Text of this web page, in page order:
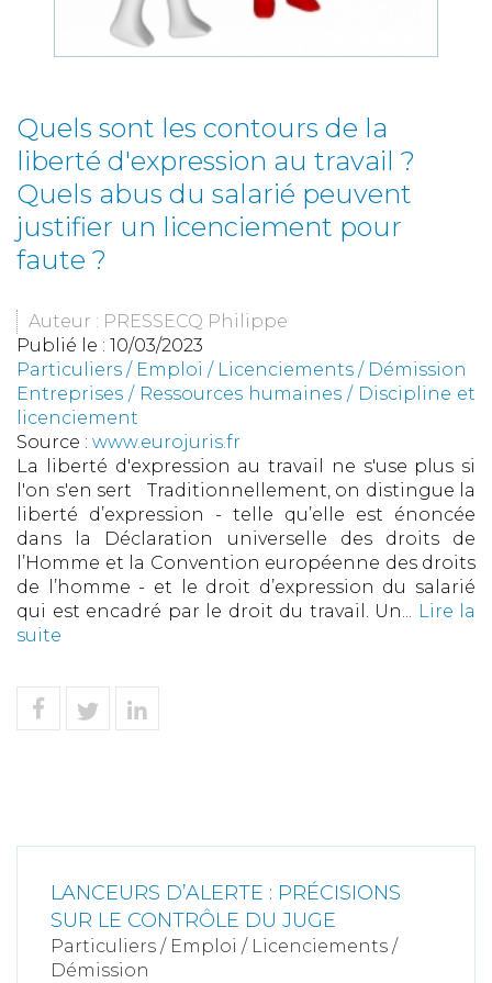
Quels sont les contours de la
liberté d'expression au travail ?
Quels abus du salarié peuvent
justifier un licenciement pour
faute ?
Auteur : PRESSECQ Philippe
Publié le : 10/03/2023
Particuliers / Emploi / Licenciements / Démission
Entreprises / Ressources humaines / Discipline et
licenciement
Source : www.eurojuris.fr
La liberté d'expression au travail ne s'use plus si
l'on s'en sert Traditionnellement, on distingue la
liberté d’expression - telle qu’elle est énoncée
dans la Déclaration universelle des droits de
l’Homme et la Convention européenne des droits
de l’homme - et le droit d’expression du salarié
qui est encadré par le droit du travail. Un... Lire la
suite
LANCEURS D’ALERTE : PRÉCISIONS
SUR LE CONTRÔLE DU JUGE
Particuliers / Emploi / Licenciements /
Démission